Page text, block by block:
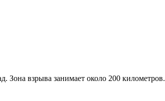
Зона взрыва занимает около 200 километров.